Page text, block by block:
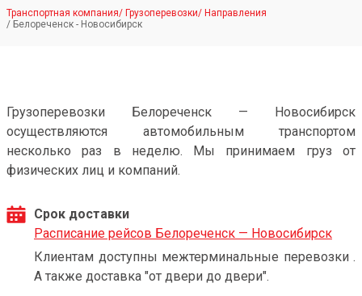
Транспортная компания/ Грузоперевозки/ Направления
/ Белореченск - Новосибирск
Грузоперевозки Белореченск — Новосибирск
осуществляются автомобильным транспортом
несколько раз в неделю. Мы принимаем груз от
физических лиц и компаний.
Срок доставки
Расписание рейсов Белореченск — Новосибирск
Клиентам доступны межтерминальные перевозки .
А также доставка "от двери до двери".